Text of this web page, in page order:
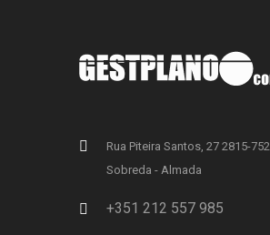
Rua Piteira Santos, 27 2815-752
Sobreda - Almada
+351 212 557 985